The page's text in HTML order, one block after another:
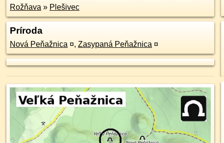
Rožňava » Plešivec
Príroda
Nová Peňažnica ¤, Zasypaná Peňažnica ¤